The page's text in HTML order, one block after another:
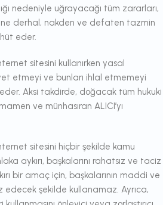
nedeniyle uğrayacağı tüm zararları,
derhal, nakden ve defaten tazmin
eder.
sitesini kullanırken yasal
etmeyi ve bunları ihlal etmemeyi
Aksi takdirde, doğacak tüm hukuki
ve münhasıran ALICI’yı
sitesini hiçbir şekilde kamu
aykırı, başkalarını rahatsız ve taciz
bir amaç için, başkalarının maddi ve
şekilde kullanamaz. Ayrıca,